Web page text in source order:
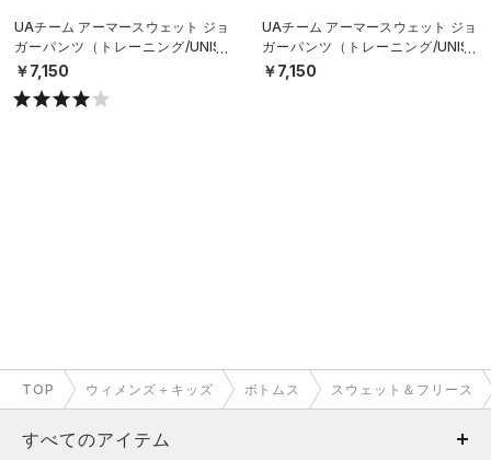
UAチーム アーマースウェット ジョ
ガーパンツ（トレーニング/UNISE
X）
￥7,150
UAチーム アーマースウェット ジョ
ガーパンツ（トレーニング/UNISE
X）
￥7,150
TOP ウィメンズ＋キッズ ボトムス スウェット＆フリース
すべてのアイテム